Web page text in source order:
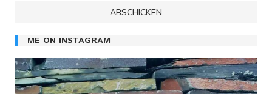
ME ON INSTAGRAM